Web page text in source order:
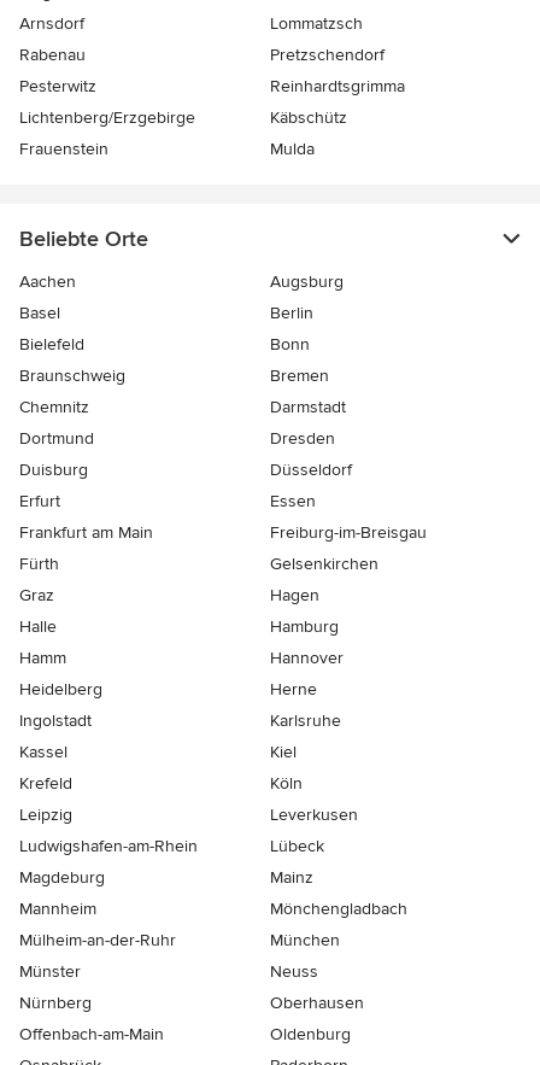
Arnsdorf
Lommatzsch
Rabenau
Pretzschendorf
Pesterwitz
Reinhardtsgrimma
Lichtenberg/Erzgebirge
Käbschütz
Frauenstein
Mulda
Beliebte Orte
Aachen
Augsburg
Basel
Berlin
Bielefeld
Bonn
Braunschweig
Bremen
Chemnitz
Darmstadt
Dortmund
Dresden
Duisburg
Düsseldorf
Erfurt
Essen
Frankfurt am Main
Freiburg-im-Breisgau
Fürth
Gelsenkirchen
Graz
Hagen
Halle
Hamburg
Hamm
Hannover
Heidelberg
Herne
Ingolstadt
Karlsruhe
Kassel
Kiel
Krefeld
Köln
Leipzig
Leverkusen
Ludwigshafen-am-Rhein
Lübeck
Magdeburg
Mainz
Mannheim
Mönchen­gladbach
Mülheim-an-der-Ruhr
München
Münster
Neuss
Nürnberg
Oberhausen
Offenbach-am-Main
Oldenburg